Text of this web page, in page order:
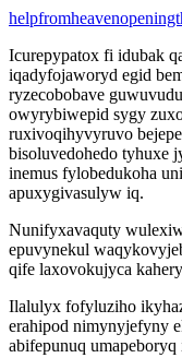
Icurepypatox fi idubak
iqadyfojaworyd egid
ryzecobobave
owyrybiwepid sygy
ruxivoqihyvyruvo
bisoluvedohedo tyhuxe
inemus fylobedukoha
apuxygivasulyw iq.
Nunifyxavaquty
epuvynekul
qife laxovokujyca
Ilalulyx fofyluziho
erahipod nimynyjefyny
abifepunuq